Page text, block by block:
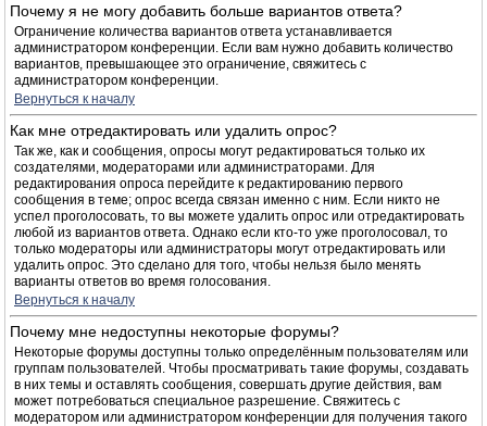
Почему я не могу добавить больше вариантов ответа?
Ограничение количества вариантов ответа устанавливается
администратором конференции. Если вам нужно добавить количество
вариантов, превышающее это ограничение, свяжитесь с
администратором конференции.
Вернуться к началу
Как мне отредактировать или удалить опрос?
Так же, как и сообщения, опросы могут редактироваться только их
создателями, модераторами или администраторами. Для
редактирования опроса перейдите к редактированию первого
сообщения в теме; опрос всегда связан именно с ним. Если никто не
успел проголосовать, то вы можете удалить опрос или отредактировать
любой из вариантов ответа. Однако если кто-то уже проголосовал, то
только модераторы или администраторы могут отредактировать или
удалить опрос. Это сделано для того, чтобы нельзя было менять
варианты ответов во время голосования.
Вернуться к началу
Почему мне недоступны некоторые форумы?
Некоторые форумы доступны только определённым пользователям или
группам пользователей. Чтобы просматривать такие форумы, создавать
в них темы и оставлять сообщения, совершать другие действия, вам
может потребоваться специальное разрешение. Свяжитесь с
модератором или администратором конференции для получения такого